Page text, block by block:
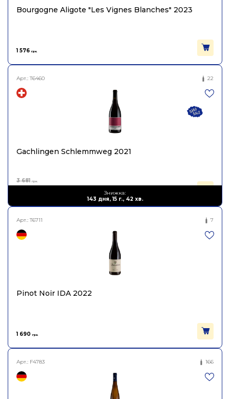
Bourgogne Aligote "Les Vignes Blanches" 2023
1 576 грн.
Арт.:T6460
Знижка:
143 дня, 15 г., 42 хв.
22
Gachlingen Schlemmweg 2021
3 681 грн.
Арт.:T6711 7
Pinot Noir IDA 2022
1 690 грн.
Арт.: F4783 166